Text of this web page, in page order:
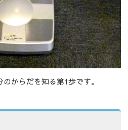
からだを知る第1歩です。